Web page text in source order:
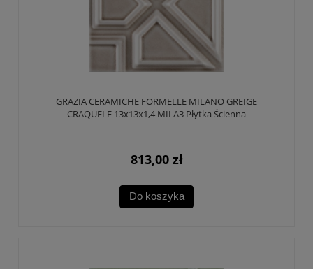
GRAZIA CERAMICHE FORMELLE MILANO GREIGE
CRAQUELE 13x13x1,4 MILA3 Płytka Ścienna
813,00 zł
Do koszyka